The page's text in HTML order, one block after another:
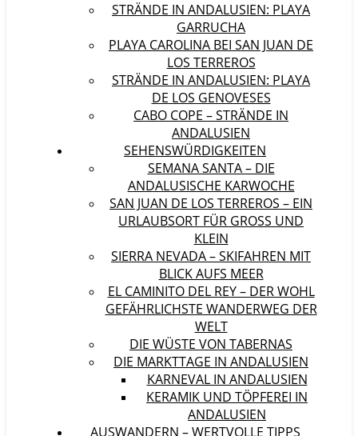
STRÄNDE IN ANDALUSIEN: PLAYA
GARRUCHA
PLAYA CAROLINA BEI SAN JUAN DE
LOS TERREROS
STRÄNDE IN ANDALUSIEN: PLAYA
DE LOS GENOVESES
CABO COPE – STRÄNDE IN
ANDALUSIEN
SEHENSWÜRDIGKEITEN
SEMANA SANTA – DIE
ANDALUSISCHE KARWOCHE
SAN JUAN DE LOS TERREROS – EIN
URLAUBSORT FÜR GROSS UND K
LEIN
SIERRA NEVADA – SKIFAHREN MIT
BLICK AUFS MEER
EL CAMINITO DEL REY – DER WOHL
GEFÄHRLICHSTE WANDERWEG DER
WELT
DIE WÜSTE VON TABERNAS
DIE MARKTTAGE IN ANDALUSIEN
KARNEVAL IN ANDALUSIEN
KERAMIK UND TÖPFEREI IN
ANDALUSIEN
AUSWANDERN – WERTVOLLE TIPPS